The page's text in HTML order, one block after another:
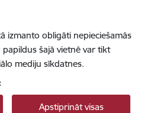
izmanto obligāti nepieciešamās
šajā vietnē var tikt
mediju sīkdatnes.
Apstiprināt visas